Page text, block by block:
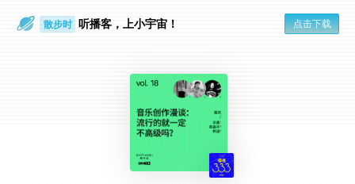
散步时 听播客，上小宇宙！ 点击下载